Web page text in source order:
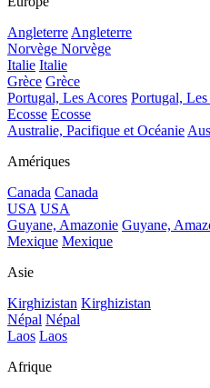
Angleterre Angleterre
Norvège Norvège
Italie Italie
Grèce Grèce
Portugal, Les Acores Portugal,
Ecosse Ecosse
Australie, Pacifique et Océanie
Amériques
Canada Canada
USA USA
Guyane, Amazonie Guyane,
Mexique Mexique
Asie
Kirghizistan Kirghizistan
Népal Népal
Laos Laos
Afrique